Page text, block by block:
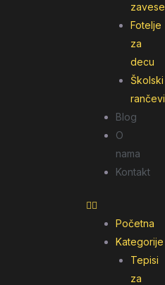
zavese
Fotelje
za
decu
Školski
rančevi
Blog
O
nama
Kontakt
Početna
Kategorije
Tepisi
za